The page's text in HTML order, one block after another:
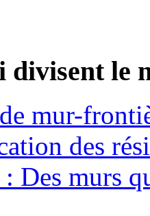
le
mur-
des
Des murs